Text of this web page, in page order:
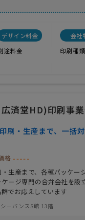
デザイン料金
途料金
会社
印刷種
済堂HD)印刷事
刷・生産まで、一括
格 -----
生産まで、各種パッケー
ージ専門の合弁会社を設
でお応えしています
ーバンスS館 13階